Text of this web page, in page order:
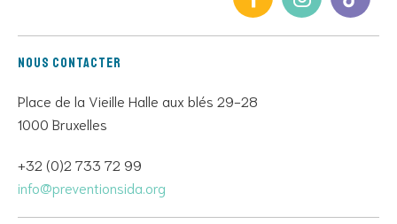
Nous contacter
Place de la Vieille Halle aux blés 29-28
1000 Bruxelles
+32 (0)2 733 72 99
info@preventionsida.org